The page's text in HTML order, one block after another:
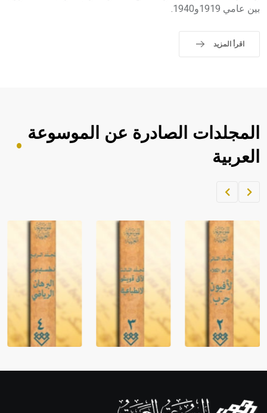
بين عامي 1919و1940.
اقرأ المزيد
المجلدات الصادرة عن الموسوعة
العربية